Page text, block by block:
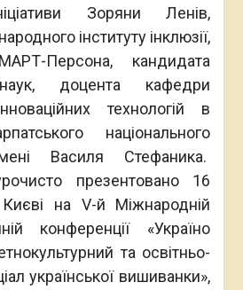
Зоряни Ленів,
інституту інклюзії,
Персона, кандидата
наук, доцента кафедри
технологій в
національного
Василя Стефаника.
презентовано 16
на V-й Міжнародній
конференції «Україно
та освітньо-
української вишиванки»,